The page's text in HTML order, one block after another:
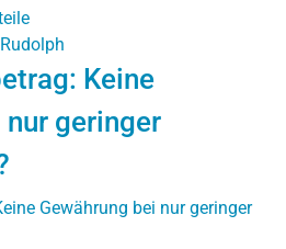
Keine
nur geringer